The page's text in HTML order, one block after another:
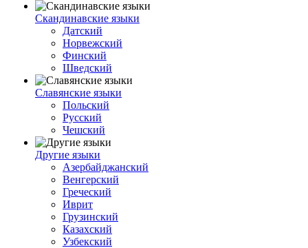
Скандинавские языки
Датский
Норвежский
Финский
Шведский
Славянские языки
Польский
Русский
Чешский
Другие языки
Азербайджанский
Венгерский
Греческий
Иврит
Грузинский
Казахский
Узбекский